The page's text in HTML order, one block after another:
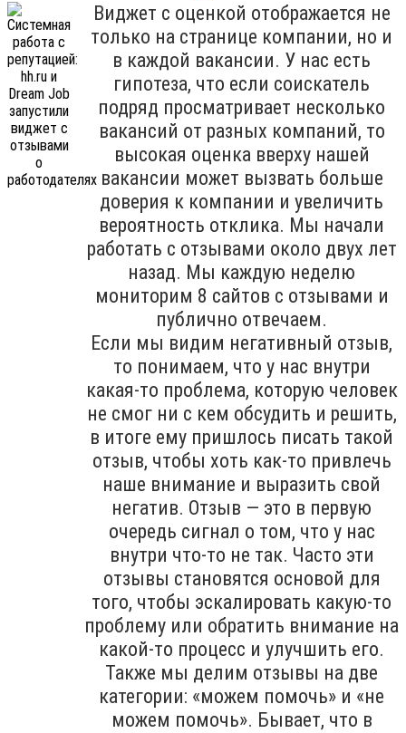
Виджет с оценкой отображается не
только на странице компании, но и
в каждой вакансии. У нас есть
гипотеза, что если соискатель
подряд просматривает несколько
вакансий от разных компаний, то
высокая оценка вверху нашей
вакансии может вызвать больше
доверия к компании и увеличить
вероятность отклика. Мы начали
работать с отзывами около двух лет
назад. Мы каждую неделю
мониторим 8 сайтов с отзывами и
публично отвечаем.
Если мы видим негативный отзыв,
то понимаем, что у нас внутри
какая-то проблема, которую человек
не смог ни с кем обсудить и решить,
в итоге ему пришлось писать такой
отзыв, чтобы хоть как-то привлечь
наше внимание и выразить свой
негатив. Отзыв — это в первую
очередь сигнал о том, что у нас
внутри что-то не так. Часто эти
отзывы становятся основой для
того, чтобы эскалировать какую-то
проблему или обратить внимание на
какой-то процесс и улучшить его.
Также мы делим отзывы на две
категории: «можем помочь» и «не
можем помочь». Бывает, что в